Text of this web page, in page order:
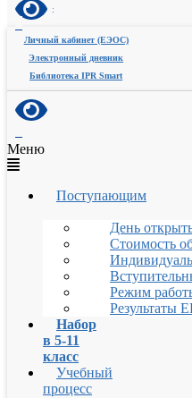
Личный кабинет (ЕЭОС)
Электронный дневник
Библиотека IPR Smart
Меню
Поступающим
День
Стоимость
Режим
Результаты
Набор
в 5-11
класс
Учебный
процесс